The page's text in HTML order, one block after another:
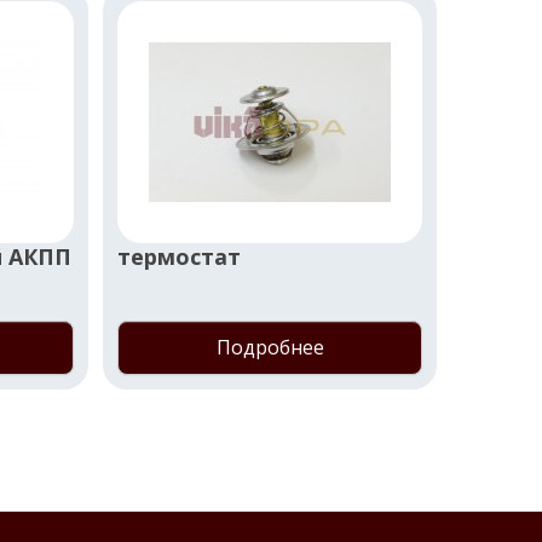
АКПП термостат
Подробнее